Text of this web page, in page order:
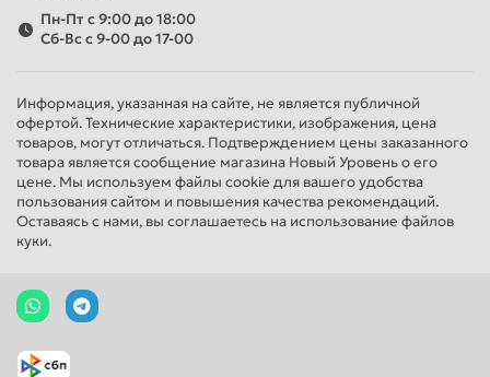
Пн-Пт с 9:00 до 18:00
Сб-Вс с 9-00 до 17-00
Информация, указанная на сайте, не является публичной
офертой. Технические характеристики, изображения, цена
товаров, могут отличаться. Подтверждением цены заказанного
товара является сообщение магазина Новый Уровень о его
цене. Мы используем файлы cookie для вашего удобства
пользования сайтом и повышения качества рекомендаций.
Оставаясь с нами, вы соглашаетесь на использование файлов
куки.